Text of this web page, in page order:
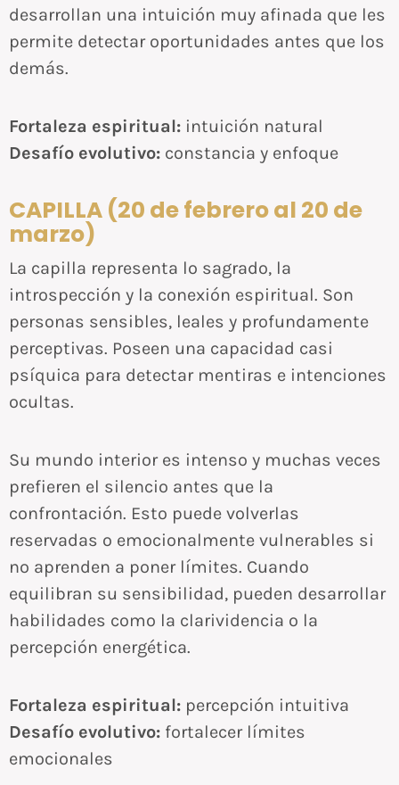
desarrollan una intuición muy afinada que les
permite detectar oportunidades antes que los
demás.
Fortaleza espiritual: intuición natural
Desafío evolutivo: constancia y enfoque
CAPILLA (20 de febrero al 20 de
marzo)
La capilla representa lo sagrado, la
introspección y la conexión espiritual. Son
personas sensibles, leales y profundamente
perceptivas. Poseen una capacidad casi
psíquica para detectar mentiras e intenciones
ocultas.
Su mundo interior es intenso y muchas veces
prefieren el silencio antes que la
confrontación. Esto puede volverlas
reservadas o emocionalmente vulnerables si
no aprenden a poner límites. Cuando
equilibran su sensibilidad, pueden desarrollar
habilidades como la clarividencia o la
percepción energética.
Fortaleza espiritual: percepción intuitiva
Desafío evolutivo: fortalecer límites
emocionales